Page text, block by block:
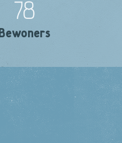
78
Bewoners